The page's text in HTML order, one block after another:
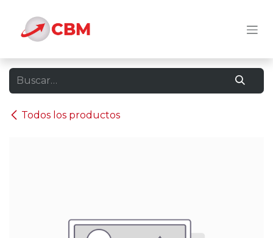
Todos los productos